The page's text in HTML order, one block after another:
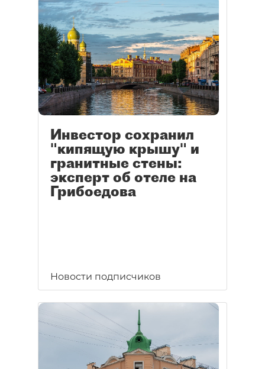
Инвестор сохранил
"кипящую крышу" и
гранитные стены:
эксперт об отеле на
Грибоедова
Новости подписчиков